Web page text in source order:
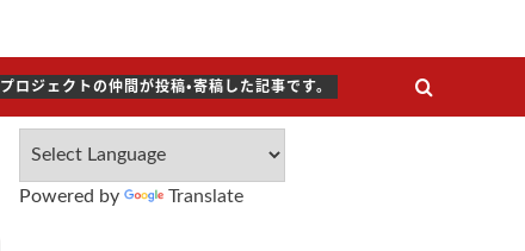
プロジェクトの仲間が投稿・寄稿した記事です。
Powered by Translate